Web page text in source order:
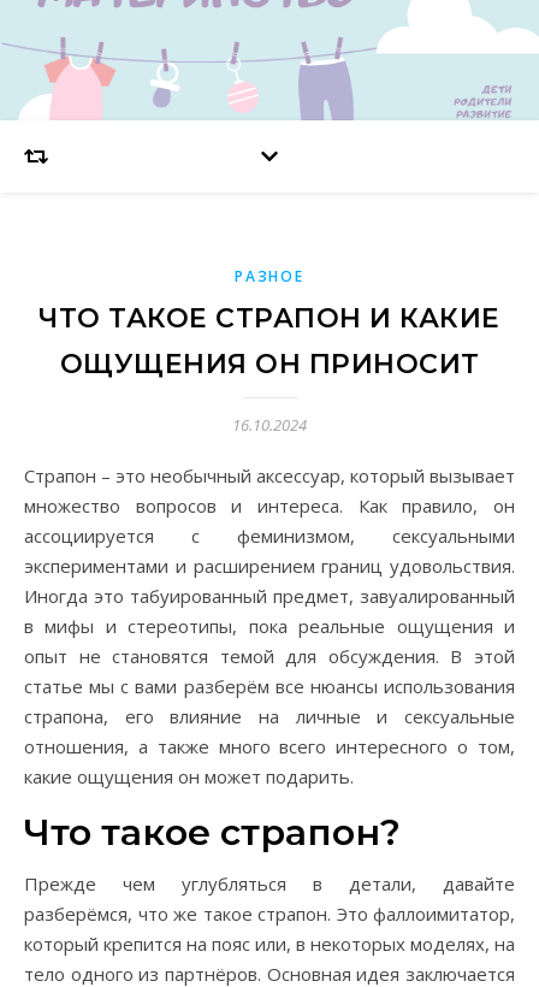
РАЗНОЕ
ЧТО ТАКОЕ СТРАПОН И КАКИЕ
ОЩУЩЕНИЯ ОН ПРИНОСИТ
16.10.2024
Страпон – это необычный аксессуар, который вызывает
множество вопросов и интереса. Как правило, он
ассоциируется с феминизмом, сексуальными
экспериментами и расширением границ удовольствия.
Иногда это табуированный предмет, завуалированный
в мифы и стереотипы, пока реальные ощущения и
опыт не становятся темой для обсуждения. В этой
статье мы с вами разберём все нюансы использования
страпона, его влияние на личные и сексуальные
отношения, а также много всего интересного о том,
какие ощущения он может подарить.
Что такое страпон?
Прежде чем углубляться в детали, давайте
разберёмся, что же такое страпон. Это фаллоимитатор,
который крепится на пояс или, в некоторых моделях, на
тело одного из партнёров. Основная идея заключается